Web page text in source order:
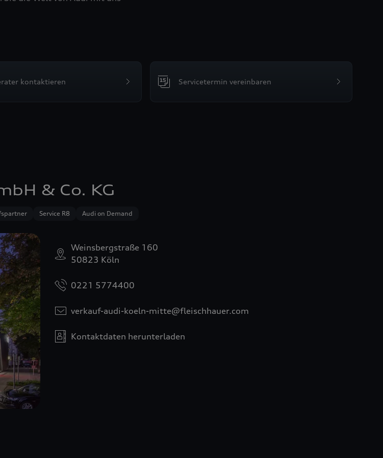
kontaktieren Servicetermin vereinbaren
& Co. KG
Service R8 Audi on Demand
Weinsbergstraße 160
50823 Köln
0221 5774400
verkauf-audi-koeln-mitte@fleischhauer.com
Kontaktdaten herunterladen